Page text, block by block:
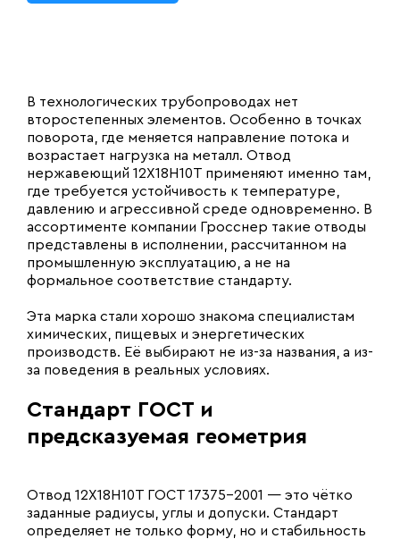
В технологических трубопроводах нет
второстепенных элементов. Особенно в точках
поворота, где меняется направление потока и
возрастает нагрузка на металл. Отвод
нержавеющий 12Х18Н10Т применяют именно там,
где требуется устойчивость к температуре,
давлению и агрессивной среде одновременно. В
ассортименте компании Гросснер такие отводы
представлены в исполнении, рассчитанном на
промышленную эксплуатацию, а не на
формальное соответствие стандарту.
Эта марка стали хорошо знакома специалистам
химических, пищевых и энергетических
производств. Её выбирают не из-за названия, а из-
за поведения в реальных условиях.
Стандарт ГОСТ и
предсказуемая геометрия
Отвод 12Х18Н10Т ГОСТ 17375-2001 — это чётко
заданные радиусы, углы и допуски. Стандарт
определяет не только форму, но и стабильность